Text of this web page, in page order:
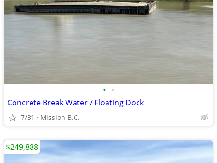
• •
Concrete Break Water / Floating Dock
7/31 Mission B.C.
$249,888